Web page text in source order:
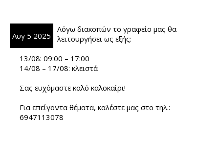
Αυγ 5 2025
Λόγω διακοπών το γραφείο μας θα
λειτουργήσει ως εξής:
13/08: 09:00 – 17:00
14/08 – 17/08: κλειστά
Σας ευχόμαστε καλό καλοκαίρι!
Για επείγοντα θέματα, καλέστε μας στο τηλ.:
6947113078